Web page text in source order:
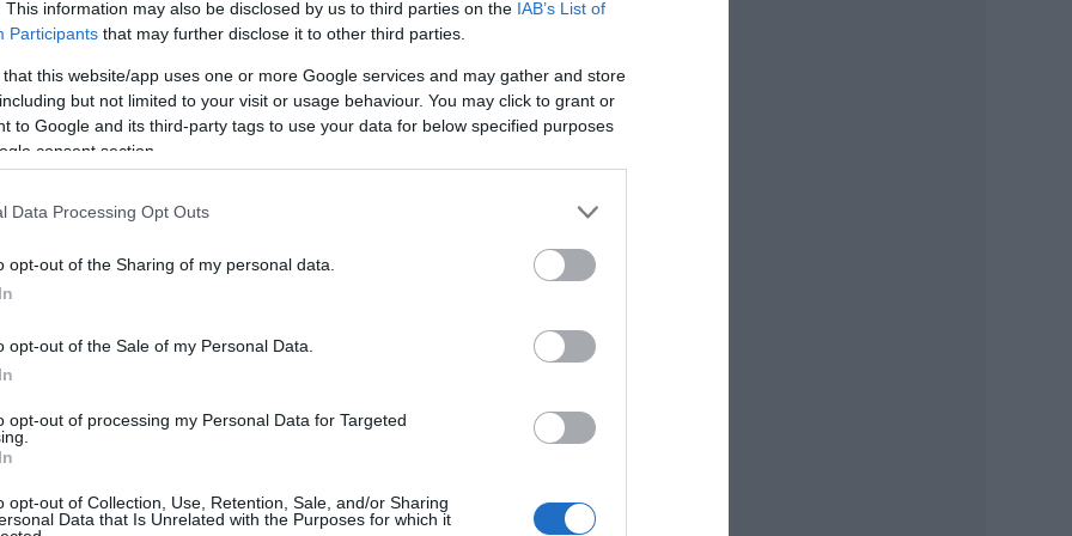
This information may also be disclosed by us to third parties on the IAB’s List of
Participants that may further disclose it to other third parties.
that this website/app uses one or more Google services and may gather and store
but not limited to your visit or usage behaviour. You may click to grant or
to Google and its third-party tags to use your data for below specified purposes
consent section.
Data Processing Opt Outs
opt-out of the Sharing of my personal data.
opt-out of the Sale of my Personal Data.
opt-out of processing my Personal Data for Targeted
opt-out of Collection, Use, Retention, Sale, and/or Sharing
Data that Is Unrelated with the Purposes for which it
asszonyt, de minden nevetése mögött sírás, minden
derű bujkál. Fecsegéssel próbálja elütni a tudást, és
, színház.net)
keresztül derékig, majd szünet nélkül újabb etapban
Samuel Beckett utolsó nagyobb lélegzetű
egyaránt. A semmi, ami nem történik, magába
és biztonságos homok, amelybe először jószántából
játszódik az abszurd darab, rekkenő
idők óta egy végtelenített cselekvéssor. Egy
figyeli érzéseit. Közben férje, Willie egy
olvas, és csak nagy ritkán vet oda egy-egy szót
rejtőzködő, néma színpadi jelenléte folyamatos
az abszurdtól, mert érzelmileg nehéz általában
távolságtartásra késztet. ÁmSzékely Kriszta
rendező